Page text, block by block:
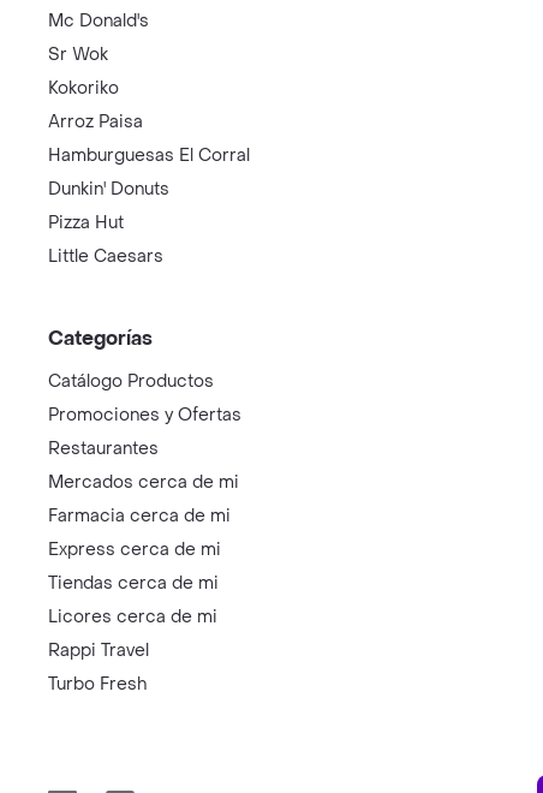
Mc Donald's
Sr Wok
Kokoriko
Arroz Paisa
Hamburguesas El Corral
Dunkin' Donuts
Pizza Hut
Little Caesars
Categorías
Catálogo Productos
Promociones y Ofertas
Restaurantes
Mercados cerca de mi
Farmacia cerca de mi
Express cerca de mi
Tiendas cerca de mi
Licores cerca de mi
Rappi Travel
Turbo Fresh